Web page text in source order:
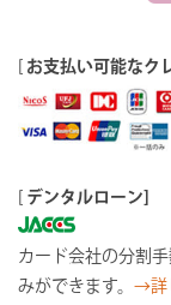
お支払い可能なク
[ デンタルローン]
カード会社の分割
みができます。 →詳